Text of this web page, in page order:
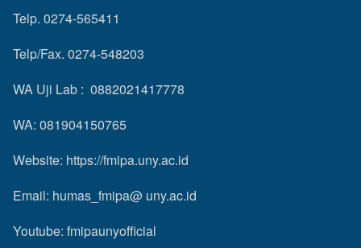
Telp. 0274-565411
Telp/Fax. 0274-548203
WA Uji Lab : 0882021417778
WA: 081904150765
Website: https://fmipa.uny.ac.id
Email: humas_fmipa@ uny.ac.id
Youtube: fmipaunyofficial